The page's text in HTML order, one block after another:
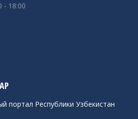
- 18:00
портал Республики Узбекистан